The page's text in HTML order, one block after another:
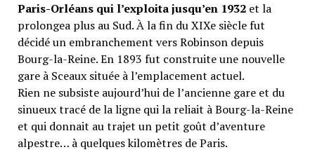
Paris-Orléans qui l’exploita jusqu’en 1932et la
prolongea plus au Sud. À la fin du XIXe siècle fut
décidé un embranchement vers Robinson depuis
Bourg-la-Reine. En 1893 fut construite une nouvelle
gare à Sceaux située à l’emplacement actuel.
Rien ne subsiste aujourd’hui de l’ancienne gare et du
sinueux tracé de la ligne qui la reliait à Bourg-la-Reine
et qui donnait au trajet un petit goût d’aventure
alpestre… à quelques kilomètres de Paris.